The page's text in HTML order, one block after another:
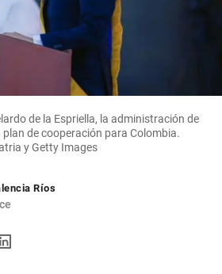
de la Espriella, la administración de
de cooperación para Colombia.
y Getty Images
Ríos